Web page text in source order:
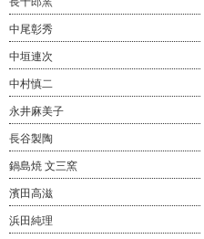
中尾彰秀
中垣連次
中村慎二
永井麻美子
長谷製陶
鍋島焼 文三窯
濱田高滋
浜田純理